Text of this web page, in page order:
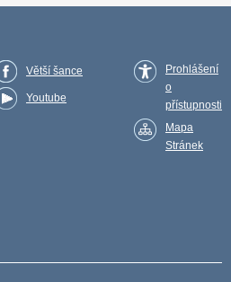
Větší šance
Youtube
Prohlášení
o
přístupnosti
Mapa
Stránek